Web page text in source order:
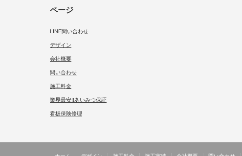
ページ
LINE問い合わせ
デザイン
会社概要
問い合わせ
施工料金
業界最安!!あいみつ保証
看板保険修理